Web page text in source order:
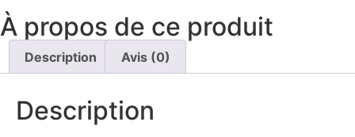
À propos de ce produit
Description Avis (0)
Description